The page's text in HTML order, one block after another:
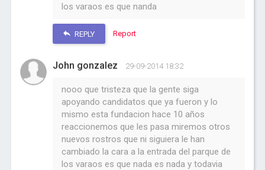
los varaos es que nanda
REPLY Report
John gonzalez 29-09-2014 18:32
nooo que tristeza que la gente siga
apoyando candidatos que ya fueron y lo
mismo esta fundacion hace 10 años
reaccionemos que les pasa miremos otros
nuevos rostros que ni siguiera le han
cambiado la cara a la entrada del parque de
los varaos es que nada es nada y todavia